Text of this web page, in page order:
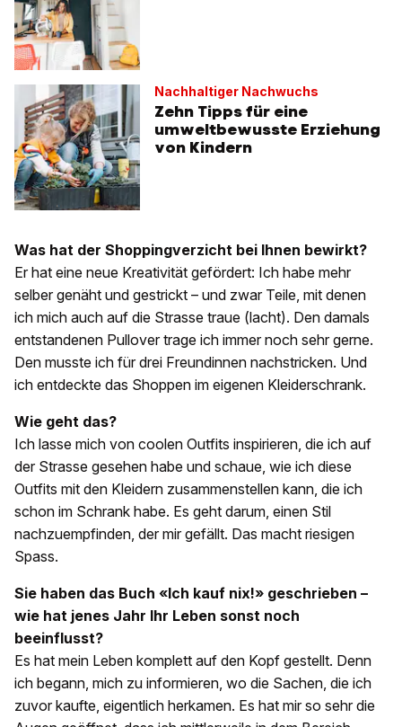
Nachhaltiger Nachwuchs
Zehn Tipps für eine
umweltbewusste Erziehung
von Kindern
Was hat der Shoppingverzicht bei Ihnen bewirkt?
Er hat eine neue Kreativität gefördert: Ich habe mehr
selber genäht und gestrickt – und zwar Teile, mit denen
ich mich auch auf die Strasse traue (lacht). Den damals
entstandenen Pullover trage ich immer noch sehr gerne.
Den musste ich für drei Freundinnen nachstricken. Und
ich entdeckte das Shoppen im eigenen Kleiderschrank.
Wie geht das?
Ich lasse mich von coolen Outfits inspirieren, die ich auf
der Strasse gesehen habe und schaue, wie ich diese
Outfits mit den Kleidern zusammenstellen kann, die ich
schon im Schrank habe. Es geht darum, einen Stil
nachzuempfinden, der mir gefällt. Das macht riesigen
Spass.
Sie haben das Buch «Ich kauf nix!» geschrieben –
wie hat jenes Jahr Ihr Leben sonst noch
beeinflusst?
Es hat mein Leben komplett auf den Kopf gestellt. Denn
ich begann, mich zu informieren, wo die Sachen, die ich
zuvor kaufte, eigentlich herkamen. Es hat mir so sehr die